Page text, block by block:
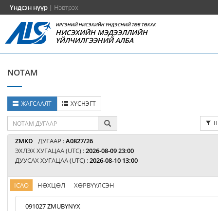
Үндсэн нүүр | Нэвтрэх
ИРГЭНИЙ НИСЭХИЙН ҮНДЭСНИЙ ТӨВ ТӨХХК
НИСЭХИЙН МЭДЭЭЛЛИЙН
ҮЙЛЧИЛГЭЭНИЙ АЛБА
NOTAM
ЖАГСААЛТ ХҮСНЭГТ
ZMKD ДУГААР :A0827/26
ЭХЛЭХ ХУГАЦАА (UTC) :2026-08-09 23:00
ДУУСАХ ХУГАЦАА (UTC) :2026-08-10 13:00
ICAO НӨХЦӨЛ ХӨРВҮҮЛСЭН
091027 ZMUBYNYX